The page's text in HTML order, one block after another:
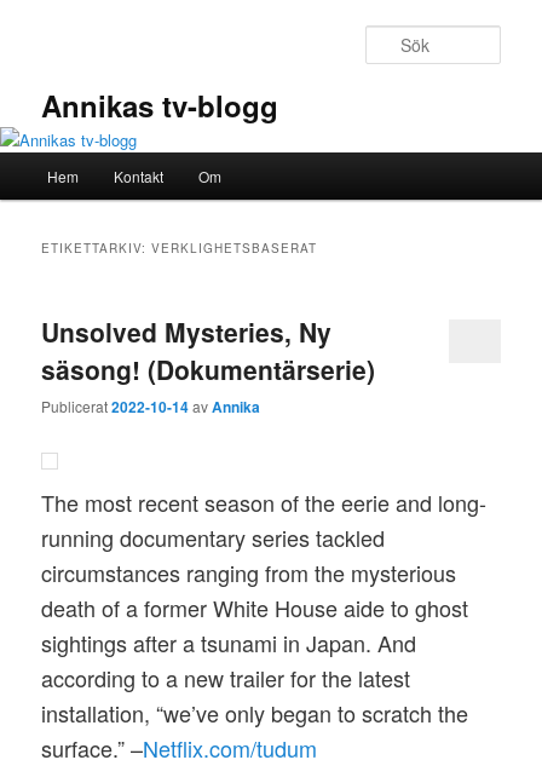
Annikas tv-blogg
Hem Kontakt Om
ETIKETTARKIV:VERKLIGHETSBASERAT
Unsolved Mysteries, Ny
säsong! (Dokumentärserie)
Publicerat2022-10-14avAnnika
The most recent season of the eerie and long-
running documentary series tackled
circumstances ranging from the mysterious
death of a former White House aide to ghost
sightings after a tsunami in Japan. And
according to a new trailer for the latest
installation, “we’ve only began to scratch the
surface.” –Netflix.com/tudum